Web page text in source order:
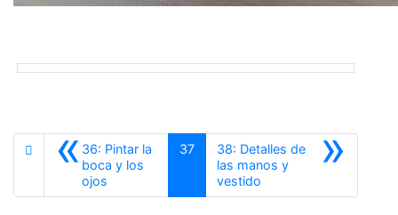
«36: Pintar la
boca y los
ojos
37 »
38: Detalles de
las manos y
vestido